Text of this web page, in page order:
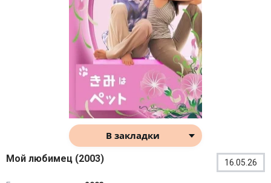
В закладки
Мой любимец (2003) 16.05.26